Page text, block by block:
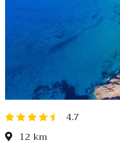
4.7
12 km